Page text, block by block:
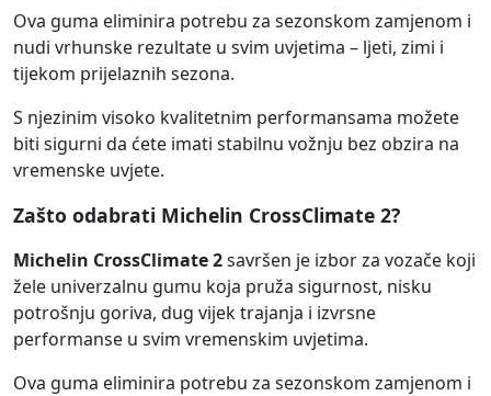
Ova guma eliminira potrebu za sezonskom zamjenom i
nudi vrhunske rezultate u svim uvjetima – ljeti, zimi i
tijekom prijelaznih sezona.
S njezinim visoko kvalitetnim performansama možete
biti sigurni da ćete imati stabilnu vožnju bez obzira na
vremenske uvjete.
Zašto odabrati Michelin CrossClimate 2?
Michelin CrossClimate 2savršen je izbor za vozače koji
žele univerzalnu gumu koja pruža sigurnost, nisku
potrošnju goriva, dug vijek trajanja i izvrsne
performanse u svim vremenskim uvjetima.
Ova guma eliminira potrebu za sezonskom zamjenom i